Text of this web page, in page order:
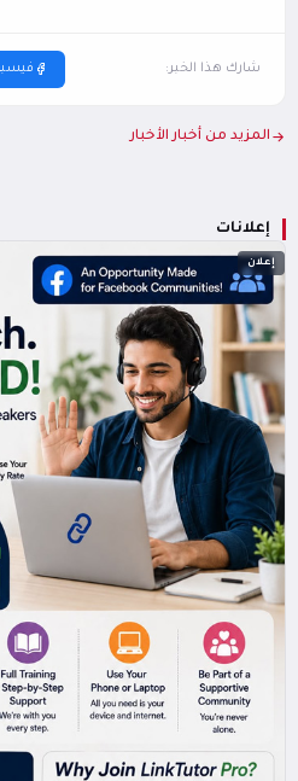
إعلانات
إعلان
شارك هذا الخبر:
المزيد من أخبار الأخبار